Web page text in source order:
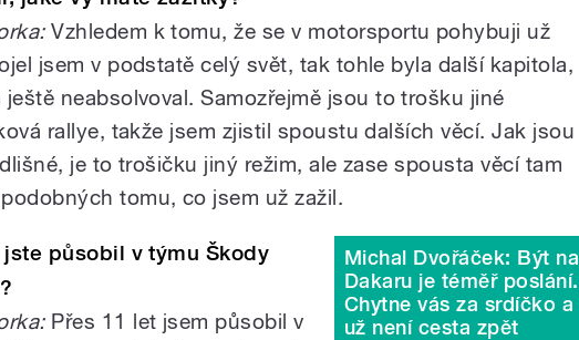
Vzhledem k tomu, že se v motorsportu pohybuji už
jsem v podstatě celý svět, tak tohle byla další kapitola,
ještě neabsolvoval. Samozřejmě jsou to trošku jiné
rallye, takže jsem zjistil spoustu dalších věcí. Jak jsou
je to trošičku jiný režim, ale zase spousta věcí tam
tomu, co jsem už zažil.
Michal Dvořáček: Být na
Dakaru je téměř poslání.
Chytne vás za srdíčko a
už není cesta zpět
působil v týmu Škody
Přes 11 let jsem působil v